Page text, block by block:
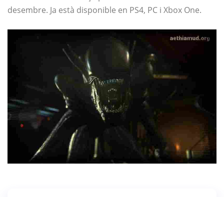
desembre. Ja està disponible en PS4, PC i Xbox One.